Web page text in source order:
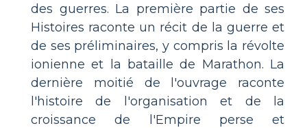
des guerres. La première partie de ses
Histoires raconte un récit de la guerre et
de ses préliminaires, y compris la révolte
ionienne et la bataille de Marathon. La
dernière moitié de l'ouvrage raconte
l'histoire de l'organisation et de la
croissance de l'Empire perse et